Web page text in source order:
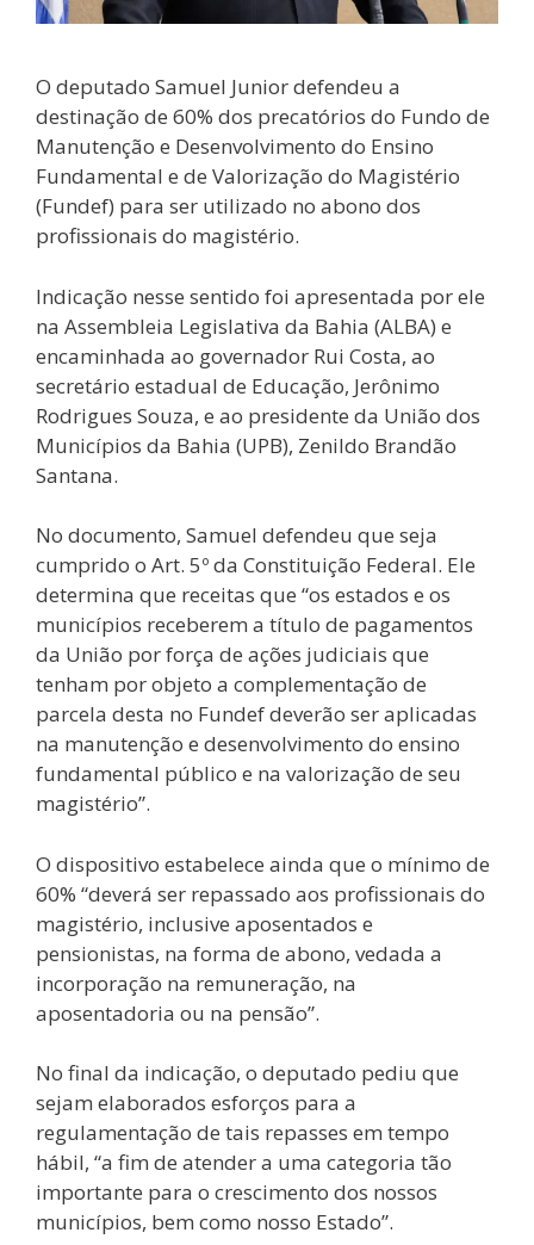
O deputado Samuel Junior defendeu a
destinação de 60% dos precatórios do Fundo de
Manutenção e Desenvolvimento do Ensino
Fundamental e de Valorização do Magistério
(Fundef) para ser utilizado no abono dos
profissionais do magistério.
Indicação nesse sentido foi apresentada por ele
na Assembleia Legislativa da Bahia (ALBA) e
encaminhada ao governador Rui Costa, ao
secretário estadual de Educação, Jerônimo
Rodrigues Souza, e ao presidente da União dos
Municípios da Bahia (UPB), Zenildo Brandão
Santana.
No documento, Samuel defendeu que seja
cumprido o Art. 5º da Constituição Federal. Ele
determina que receitas que “os estados e os
municípios receberem a título de pagamentos
da União por força de ações judiciais que
tenham por objeto a complementação de
parcela desta no Fundef deverão ser aplicadas
na manutenção e desenvolvimento do ensino
fundamental público e na valorização de seu
magistério”.
O dispositivo estabelece ainda que o mínimo de
60% “deverá ser repassado aos profissionais do
magistério, inclusive aposentados e
pensionistas, na forma de abono, vedada a
incorporação na remuneração, na
aposentadoria ou na pensão”.
No final da indicação, o deputado pediu que
sejam elaborados esforços para a
regulamentação de tais repasses em tempo
hábil, “a fim de atender a uma categoria tão
importante para o crescimento dos nossos
municípios, bem como nosso Estado”.